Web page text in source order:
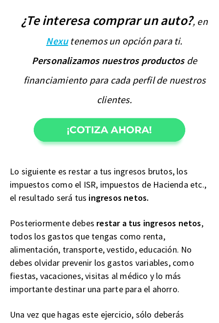
¿Te interesa comprar un auto?, en
Nexutenemos un opción para ti.
Personalizamos nuestros productosde
financiamiento para cada perfil de nuestros
clientes.
Lo siguiente es restar a tus ingresos brutos, los
impuestos como el ISR, impuestos de Hacienda etc.,
el resultado será tus ingresos netos.
Posteriormente debes restar a tus ingresos netos,
todos los gastos que tengas como renta,
alimentación, transporte, vestido, educación. No
debes olvidar prevenir los gastos variables, como
fiestas, vacaciones, visitas al médico y lo más
importante destinar una parte para el ahorro.
Una vez que hagas este ejercicio, sólo deberás